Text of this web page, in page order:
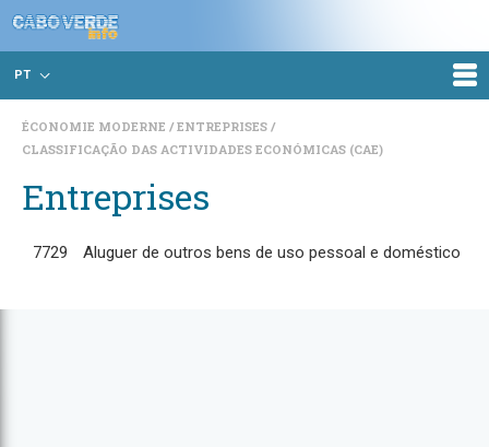
PT
ÉCONOMIE MODERNE
ENTREPRISES
CLASSIFICAÇÃO DAS ACTIVIDADES ECONÓMICAS (CAE)
Entreprises
7729 Aluguer de outros bens de uso pessoal e doméstico